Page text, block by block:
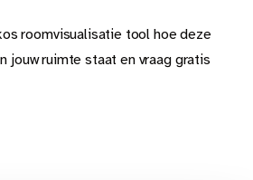
roomvisualisatie tool hoe deze
jouw ruimte staat en vraag gratis